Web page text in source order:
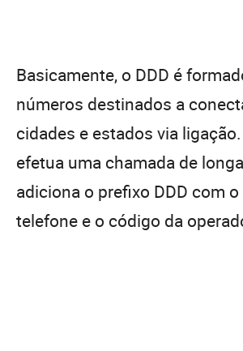
Basicamente, o DDD é
números destinados a
cidades e estados via
efetua uma chamada de
adiciona o prefixo DDD com
telefone e o código da